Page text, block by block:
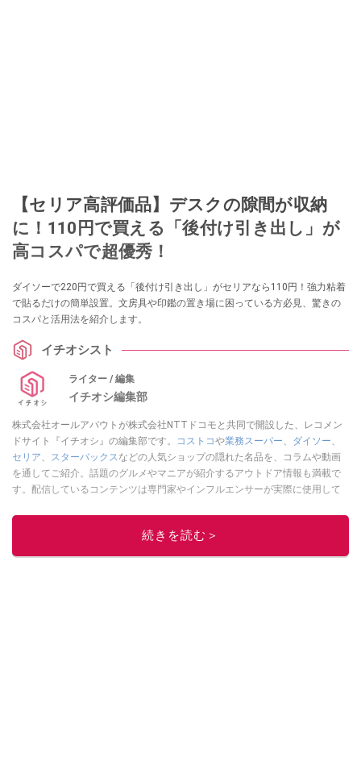
【セリア高評価品】デスクの隙間が収納
に！110円で買える「後付け引き出し」が
高コスパで超優秀！
ダイソーで220円で買える「後付け引き出し」がセリアなら110円！強力粘着
で貼るだけの簡単設置。文房具や印鑑の置き場に困っている方必見、驚きの
コスパと活用法を紹介します。
イチオシスト
ライター / 編集
イチオシ編集部
株式会社オールアバウトが株式会社NTTドコモと共同で開設した、レコメン
ドサイト『イチオシ』の編集部です。
コストコや業務スーパー、 ダイソー、
セリア、 スターバックスなどの人気ショップの隠れた名品を、コラムや動画
を通してご紹介。話題のグルメやマニアが紹介するアウトドア情報も満載で
す。配信しているコンテンツは専門家やインフルエンサーが実際に使用して
ニュースでフォロー
続きを読む＞